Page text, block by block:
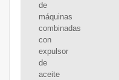
de
máquinas
combinadas
con
expulsor
de
aceite